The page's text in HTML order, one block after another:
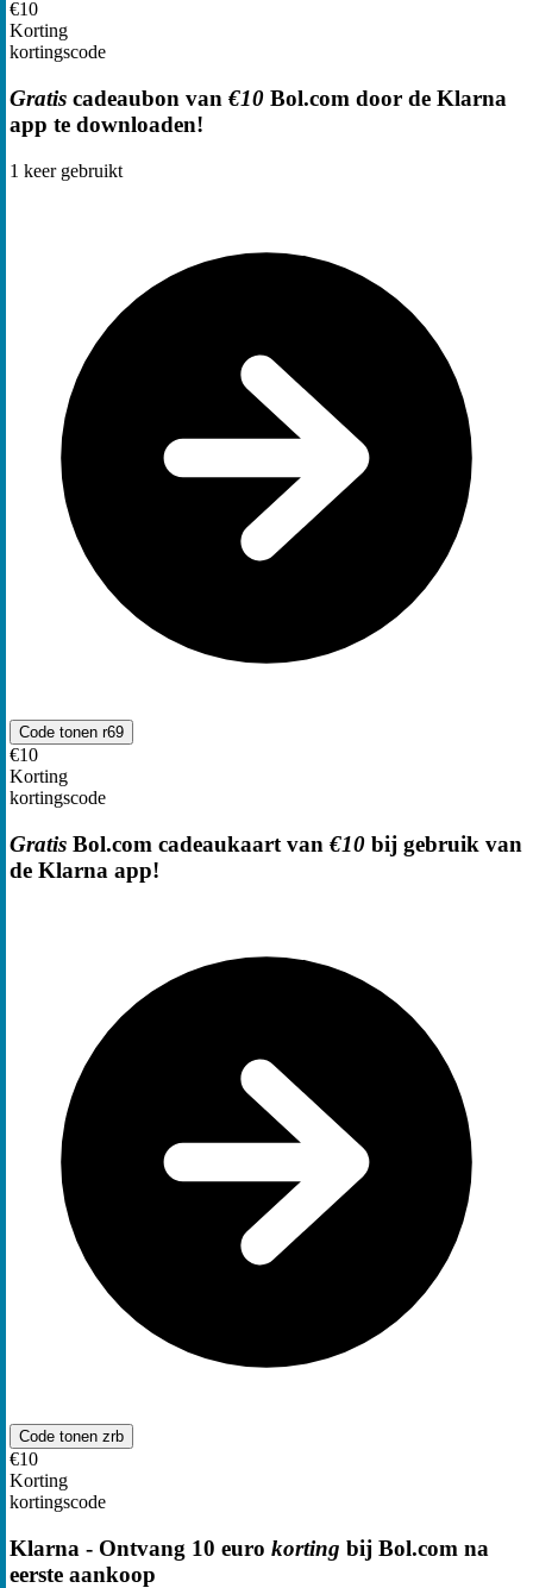
€10
Korting
kortingscode
Gratis cadeaubon van €10 Bol.com door de Klarna
app te downloaden!
1 keer gebruikt
Code tonen r69
€10
Korting
kortingscode
Gratis Bol.com cadeaukaart van €10 bij gebruik van
de Klarna app!
Code tonen zrb
€10
Korting
kortingscode
Klarna - Ontvang 10 euro korting bij Bol.com na
eerste aankoop